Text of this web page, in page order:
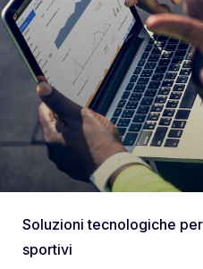
Soluzioni tecnologiche
sportivi